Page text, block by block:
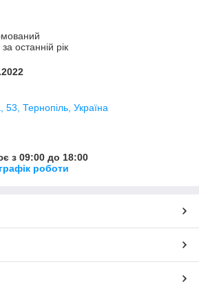
останній рік
53, Тернопіль, Україна
з 09:00 до 18:00
роботи